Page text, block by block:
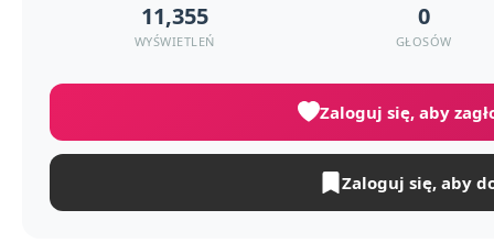
11,355
WYŚWIETLEŃ
0
GŁOSÓW
Zaloguj się, aby
Zaloguj się, aby